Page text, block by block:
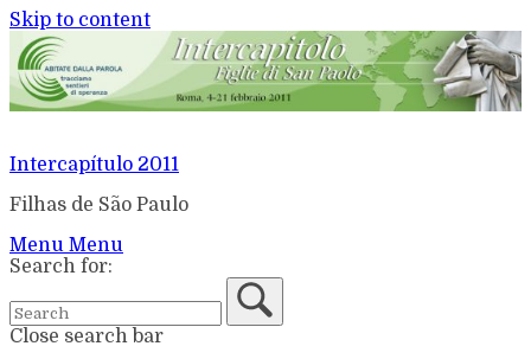
Skip to content
Intercapítulo 2011
Filhas de São Paulo
Menu Menu
Search for:
Close search bar